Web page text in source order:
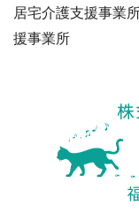
居宅介護支援事業
援事業所